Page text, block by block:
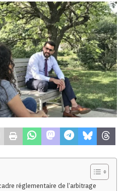
réglementaire de l’arbitrage